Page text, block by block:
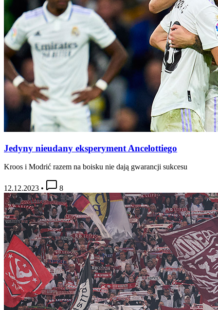
Jedyny nieudany eksperyment Ancelottiego
Kroos i Modrić razem na boisku nie dają gwarancji sukcesu
12.12.2023 • 8